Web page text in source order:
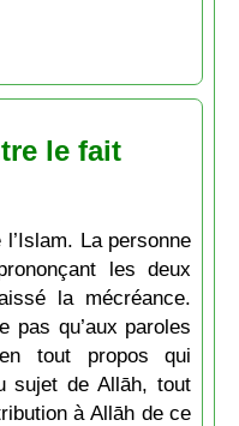
le fait
La personne
les deux
la mécréance.
pas qu’aux paroles
tout propos qui
sujet de Allāh, tout
à Allāh de ce